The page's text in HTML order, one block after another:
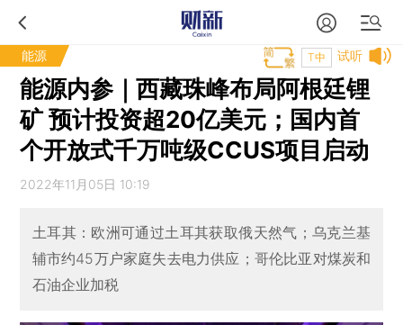
能源 试听
T中
能源内参｜西藏珠峰布局阿根廷锂
矿 预计投资超20亿美元；国内首
个开放式千万吨级CCUS项目启动
2022年11月05日 10:19
土耳其：欧洲可通过土耳其获取俄天然气；乌克兰基
辅市约45万户家庭失去电力供应；哥伦比亚对煤炭和
石油企业加税